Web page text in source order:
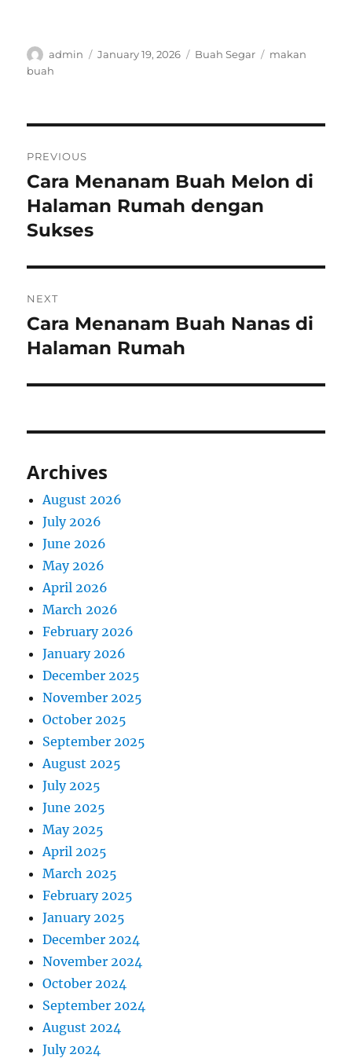
Author
admin
Posted
January 19, 2026 Categories
Buah Segar Tags
makan
buah
navigation
PREVIOUS
Previous
post:
Cara Menanam Buah Melon di
Halaman Rumah dengan
Sukses
NEXT
Next
post:
Cara Menanam Buah Nanas di
Halaman Rumah
Archives
August 2026
July 2026
June 2026
May 2026
April 2026
March 2026
February 2026
January 2026
December 2025
November 2025
October 2025
September 2025
August 2025
July 2025
June 2025
May 2025
April 2025
March 2025
February 2025
January 2025
December 2024
November 2024
October 2024
September 2024
August 2024
July 2024